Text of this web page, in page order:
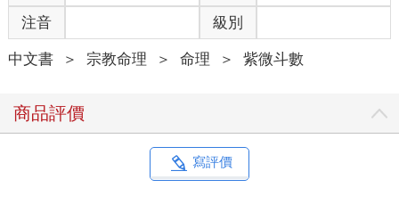
注音 級別
中文書 ＞ 宗教命理 ＞ 命理 ＞ 紫微斗數
商品評價
寫評價